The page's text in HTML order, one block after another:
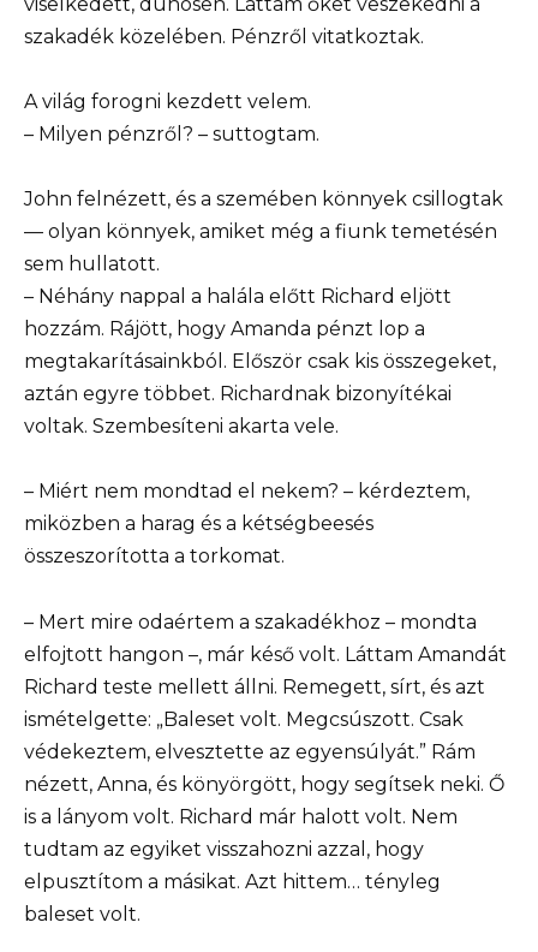
szakadék közelében. Pénzről vitatkoztak.
A világ forogni kezdett velem.
– Milyen pénzről? – suttogtam.
John felnézett, és a szemében könnyek csillogtak
— olyan könnyek, amiket még a fiunk temetésén
sem hullatott.
– Néhány nappal a halála előtt Richard eljött
hozzám. Rájött, hogy Amanda pénzt lop a
megtakarításainkból. Először csak kis összegeket,
aztán egyre többet. Richardnak bizonyítékai
voltak. Szembesíteni akarta vele.
– Miért nem mondtad el nekem? – kérdeztem,
miközben a harag és a kétségbeesés
összeszorította a torkomat.
– Mert mire odaértem a szakadékhoz – mondta
elfojtott hangon –, már késő volt. Láttam Amandát
Richard teste mellett állni. Remegett, sírt, és azt
ismételgette: „Baleset volt. Megcsúszott. Csak
védekeztem, elvesztette az egyensúlyát.” Rám
nézett, Anna, és könyörgött, hogy segítsek neki. Ő
is a lányom volt. Richard már halott volt. Nem
tudtam az egyiket visszahozni azzal, hogy
elpusztítom a másikat. Azt hittem… tényleg
baleset volt.